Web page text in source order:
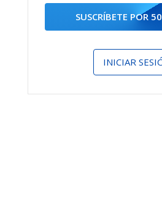
SUSCRÍBETE POR
INICIAR